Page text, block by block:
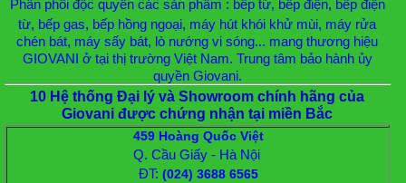
Phân phối độc quyền các sản phẩm : bếp từ, bếp điện, bếp điện
từ, bếp gas, bếp hồng ngoại, máy hút khói khử mùi, máy rửa
chén bát, máy sấy bát, lò nướng vi sóng... mang thương hiệu
GIOVANI ở tại thị trường Việt Nam. Trung tâm bảo hành ủy
quyền Giovani.
10 Hệ thống Đại lý và Showroom chính hãng của
Giovani được chứng nhận tại miền Bắc
459 Hoàng Quốc Việt
Q. Cầu Giấy - Hà Nội
ĐT: (024) 3688 6565